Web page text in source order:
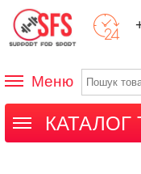
Меню
КАТАЛОГ